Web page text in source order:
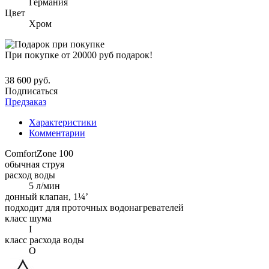
Цвет
Хром
При покупке от 20000 руб подарок!
38 600 руб.
Подписаться
Предзаказ
Характеристики
Комментарии
ComfortZone 100
обычная струя
расход воды
5 л/мин
донный клапан, 1¼’
подходит для проточных водонагревателей
класс шума
I
класс расхода воды
O